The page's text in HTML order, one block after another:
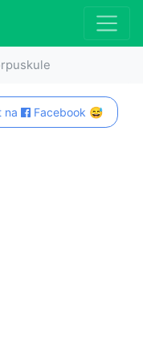
na Facebook 😅